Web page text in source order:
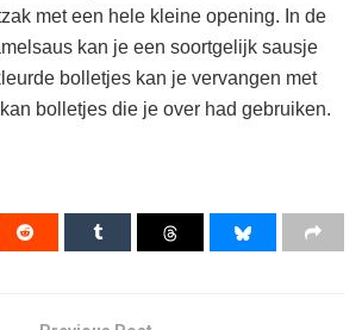
met een hele kleine opening. In de
kan je een soortgelijk sausje
bolletjes kan je vervangen met
bolletjes die je over had gebruiken.